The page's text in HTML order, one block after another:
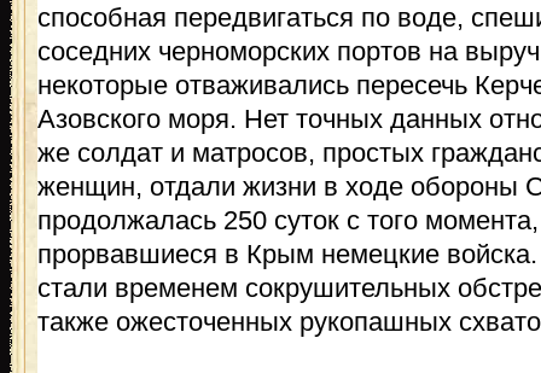
способная передвигаться по воде,
соседних черноморских портов на
некоторые отваживались пересечь
Азовского моря. Нет точных данных
же солдат и матросов, простых
женщин, отдали жизни в ходе обороны
продолжалась 250 суток с того
прорвавшиеся в Крым немецкие
стали временем сокрушительных
также ожесточенных рукопашных